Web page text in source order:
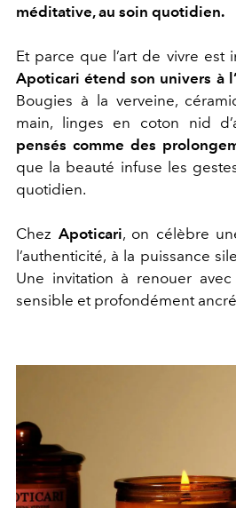
méditative, au soin quotidien.
Et parce que l’art de vivre est
Apoticari étend son univers à
Bougies à la verveine,
main, linges en coton nid
pensés comme des
que la beauté infuse les
quotidien.
Chez Apoticari, on célèbre
l’authenticité, à la puissance
Une invitation à renouer
sensible et profondément